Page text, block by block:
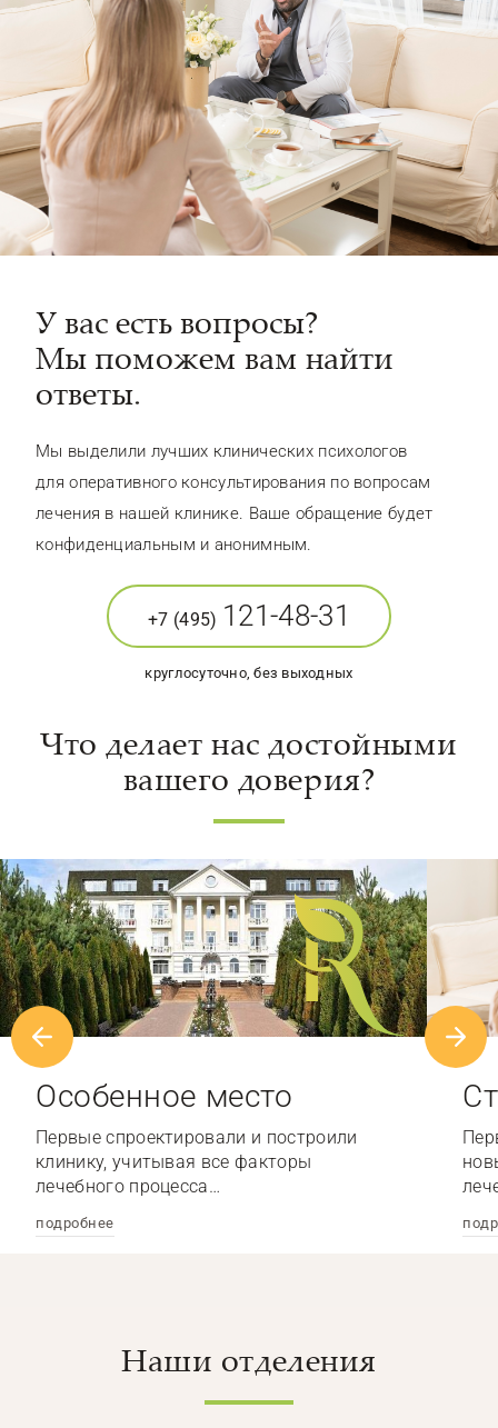
У вас есть вопросы?
Мы поможем вам найти
ответы.
Мы выделили лучших клинических психологов
для оперативного консультирования по вопросам
лечения в нашей клинике. Ваше обращение будет
конфиденциальным и анонимным.
+7 (495) 121-48-31
круглосуточно, без выходных
Что делает нас достойными
вашего доверия?
Особенное место
Первые спроектировали и построили
клинику, учитывая все факторы
лечебного процесса…
подробнее
Наши отделения